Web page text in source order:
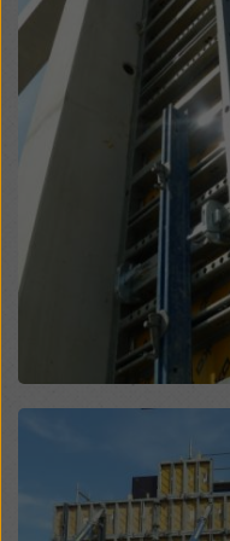
Open
hozzáférhetnek, és
jogorvoslati
kattintva, vagy a
beállításokra
segítségével acookie-
elutasíthatja a
weboldal alján
bármikor
és indoklás nélkül.
További
szabályzatunkban
Önnek a cookie-k
beállítások).